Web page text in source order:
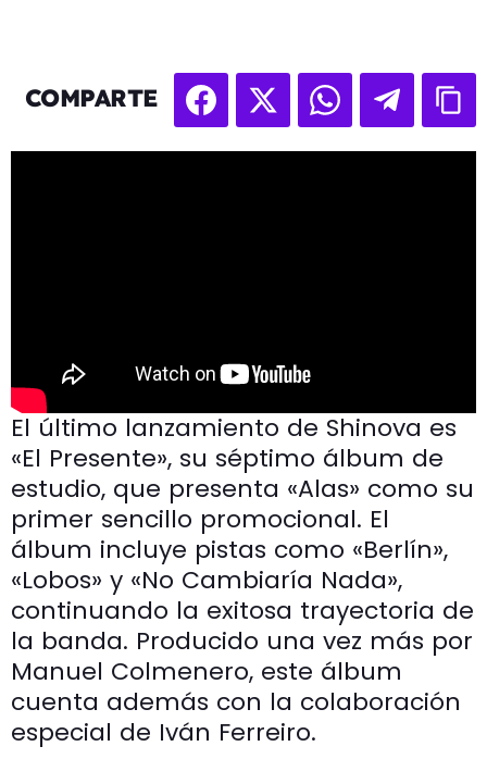
COMPARTE
El último lanzamiento de Shinova es
«El Presente», su séptimo álbum de
estudio, que presenta «Alas» como su
primer sencillo promocional. El
álbum incluye pistas como «Berlín»,
«Lobos» y «No Cambiaría Nada»,
continuando la exitosa trayectoria de
la banda. Producido una vez más por
Manuel Colmenero, este álbum
cuenta además con la colaboración
especial de Iván Ferreiro.